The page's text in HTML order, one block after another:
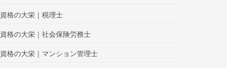
資格の大栄｜税理士
資格の大栄｜社会保険労務士
資格の大栄｜マンション管理士